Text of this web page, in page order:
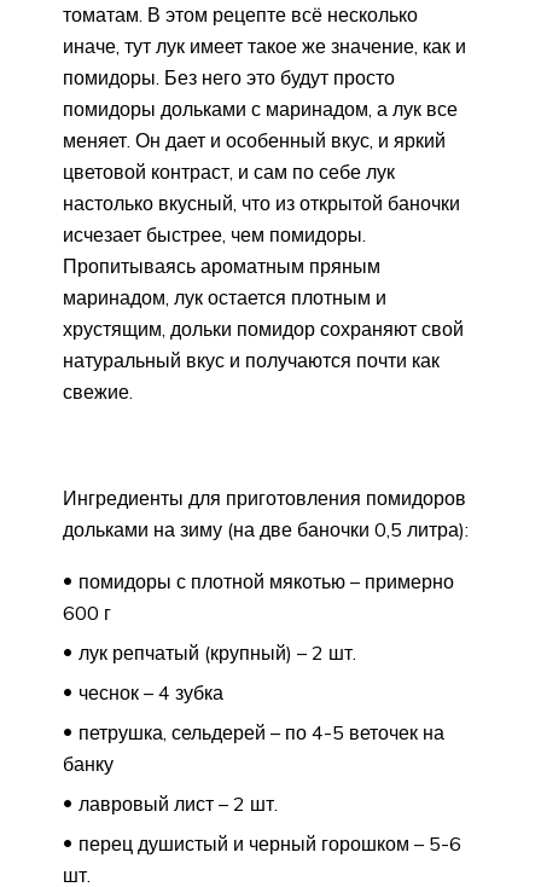
томатам. В этом рецепте всё несколько
иначе, тут лук имеет такое же значение, как и
помидоры. Без него это будут просто
помидоры дольками с маринадом, а лук все
меняет. Он дает и особенный вкус, и яркий
цветовой контраст, и сам по себе лук
настолько вкусный, что из открытой баночки
исчезает быстрее, чем помидоры.
Пропитываясь ароматным пряным
маринадом, лук остается плотным и
хрустящим, дольки помидор сохраняют свой
натуральный вкус и получаются почти как
свежие.
Ингредиенты для приготовления помидоров
дольками на зиму (на две баночки 0,5 литра):
помидоры с плотной мякотью – примерно
600 г
лук репчатый (крупный) – 2 шт.
чеснок – 4 зубка
петрушка, сельдерей – по 4-5 веточек на
банку
лавровый лист – 2 шт.
перец душистый и черный горошком – 5-6
шт.